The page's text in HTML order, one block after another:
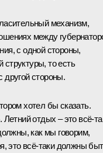
механизм,
между
с одной стороны,
структуры, то есть
другой стороны.
хотел бы сказать.
отдых – это
как мы говорим,
это всё‑таки должны